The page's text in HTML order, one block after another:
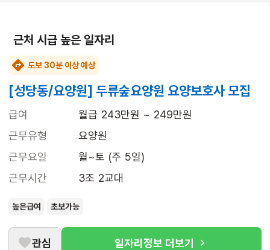
근처 시급 높은 일자리
도보 30분 이상 예상
[성당동/요양원] 두류숲요양원 요양보호사 모집
급여
월급 243만원 ~ 249만원
근무유형
요양원
근무요일
월~토 (주 5일)
근무시간
3조 2교대
높은급여 초보가능
관심 일자리정보 더보기